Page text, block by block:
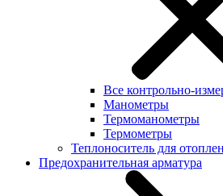
Все контрольно-
Манометры
Термоманометры
Термометры
Теплоноситель для
Предохранительная арматура